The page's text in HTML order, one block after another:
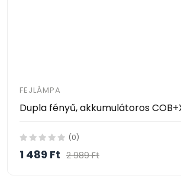
FEJLÁMPA
(0)
1 489 Ft 2 989 Ft